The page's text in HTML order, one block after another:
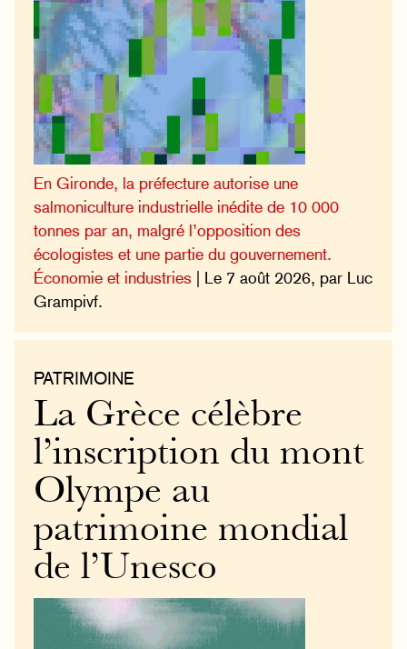
En Gironde, la préfecture autorise une
salmoniculture industrielle inédite de 10 000
tonnes par an, malgré l’opposition des
écologistes et une partie du gouvernement.
Économie et industries | Le 7 août 2026, par Luc
Grampivf.
PATRIMOINE
La Grèce célèbre
l’inscription du mont
Olympe au
patrimoine mondial
de l’Unesco